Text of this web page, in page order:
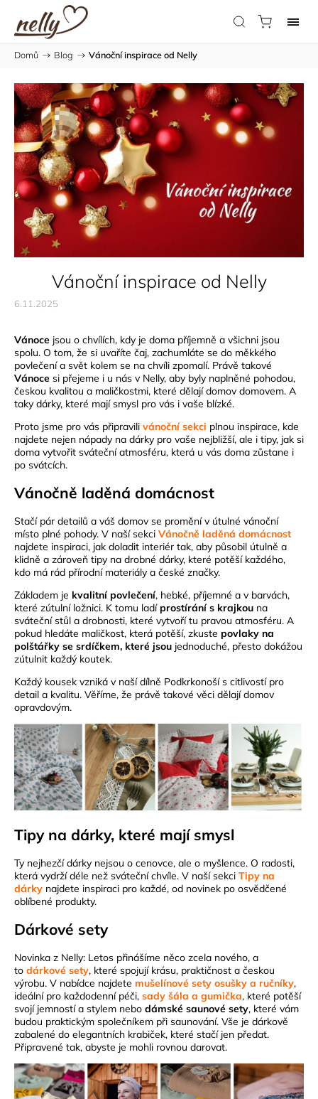
Domů / Blog / Vánoční inspirace od Nelly
Vánoční inspirace od Nelly
6.11.2025
Vánoce jsou o chvílích, kdy je doma příjemně a všichni jsou
spolu. O tom, že si uvaříte čaj, zachumláte se do měkkého
povlečení a svět kolem se na chvíli zpomalí. Právě takové
Vánoce si přejeme i u nás v Nelly, aby byly naplněné pohodou,
českou kvalitou a maličkostmi, které dělají domov domovem. A
taky dárky, které mají smysl pro vás i vaše blízké.
Proto jsme pro vás připravili vánoční sekci plnou inspirace, kde
najdete nejen nápady na dárky pro vaše nejbližší, ale i tipy, jak si
doma vytvořit sváteční atmosféru, která u vás doma zůstane i
po svátcích.
Vánočně laděná domácnost
Stačí pár detailů a váš domov se promění v útulné vánoční
místo plné pohody. V naší sekci Vánočně laděná domácnost
najdete inspiraci, jak doladit interiér tak, aby působil útulně a
klidně a zároveň tipy na drobné dárky, které potěší každého,
kdo má rád přírodní materiály a české značky.
Základem je kvalitní povlečení, hebké, příjemné a v barvách,
které zútulní ložnici. K tomu ladíprostírání s krajkou na
sváteční stůl a drobnosti, které vytvoří tu pravou atmosféru. A
pokud hledáte maličkost, která potěší, zkuste povlaky na
polštářky se srdíčkem, které jsou jednoduché, přesto dokážou
zútulnit každý koutek.
Každý kousek vzniká v naší dílně Podkrkonoší s citlivostí pro
detail a kvalitu. Věříme, že právě takové věci dělají domov
opravdovým.
Tipy na dárky, které mají smysl
Ty nejhezčí dárky nejsou o cenovce, ale o myšlence. O radosti,
která vydrží déle než sváteční chvíle. V naší sekci Tipy na
dárky najdete inspiraci pro každé, od novinek po osvědčené
oblíbené produkty.
Dárkové sety
Novinka z Nelly: Letos přinášíme něco zcela nového, a
to dárkové sety, které spojují krásu, praktičnost a českou
výrobu. V nabídce najdete mušelínové sety osušky a ručníky,
ideální pro každodenní péči, sady šála a gumička, které potěší
svojí jemností a stylem nebo dámské saunové sety, které vám
budou praktickým společníkem při saunování. Vše je dárkově
zabalené do elegantních krabiček, které stačí jen předat.
Připravené tak, abyste je mohli rovnou darovat.